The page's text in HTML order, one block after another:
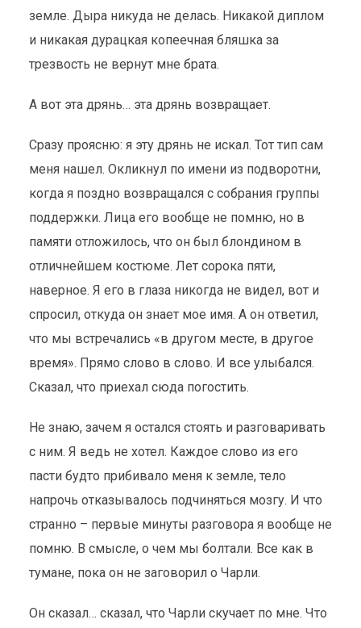
земле. Дыра никуда не делась. Никакой диплом
и никакая дурацкая копеечная бляшка за
трезвость не вернут мне брата.
А вот эта дрянь… эта дрянь возвращает.
Сразу проясню: я эту дрянь не искал. Тот тип сам
меня нашел. Окликнул по имени из подворотни,
когда я поздно возвращался с собрания группы
поддержки. Лица его вообще не помню, но в
памяти отложилось, что он был блондином в
отличнейшем костюме. Лет сорока пяти,
наверное. Я его в глаза никогда не видел, вот и
спросил, откуда он знает мое имя. А он ответил,
что мы встречались «в другом месте, в другое
время». Прямо слово в слово. И все улыбался.
Сказал, что приехал сюда погостить.
Не знаю, зачем я остался стоять и разговаривать
с ним. Я ведь не хотел. Каждое слово из его
пасти будто прибивало меня к земле, тело
напрочь отказывалось подчиняться мозгу. И что
странно – первые минуты разговора я вообще не
помню. В смысле, о чем мы болтали. Все как в
тумане, пока он не заговорил о Чарли.
Он сказал… сказал, что Чарли скучает по мне. Что